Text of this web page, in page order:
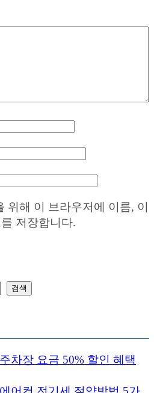
위해 이 브라우저에 이름, 이
저장합니다.
검색
차장 요금 50% 할인 혜택